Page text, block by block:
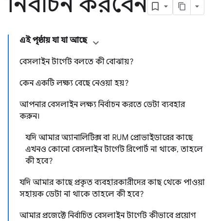
এই পৃষ্ঠায় যা যা আছে
বেসলাইন টার্গেট বলতে কী বোঝায়?
কেন একটি লক্ষ্য বেছে নেওয়া হয়?
আপনার বেসলাইন লক্ষ্য নির্বাচন করতে ডেটা ব্যবহার
করুন।
যদি আমার অ্যানালিটিক্স বা RUM প্রোভাইডারের কাছে
এখনও কোনো বেসলাইন টার্গেট রিপোর্ট না থাকে, তাহলে
কী হবে?
যদি আমার কাছে প্রকৃত ব্যবহারকারীদের কাছ থেকে পাওয়া
সহায়ক ডেটা না থাকে তাহলে কী হবে?
আমার প্রজেক্টে নির্বাচিত বেসলাইন টার্গেট কীভাবে প্রয়োগ